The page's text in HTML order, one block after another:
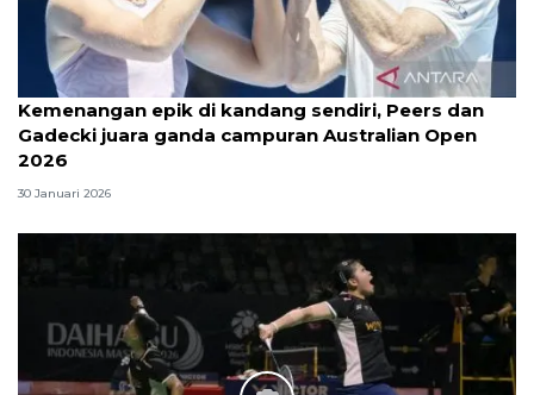
Kemenangan epik di kandang sendiri, Peers dan
Gadecki juara ganda campuran Australian Open
2026
30 Januari 2026